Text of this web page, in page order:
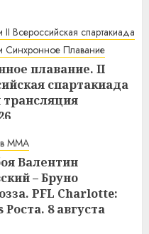
II Всероссийская спартакиада
Синхронное Плавание
плавание. II
спартакиада
MMA
Валентин
– Бруно
PFL Charlotte:
Роста. 8 августа